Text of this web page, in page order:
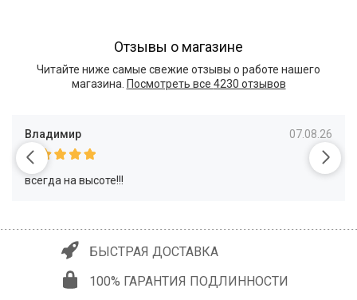
Отзывы о магазине
Читайте ниже самые свежие отзывы о работе нашего
магазина. Посмотреть все 4230 отзывов
Владимир 07.08.26
всегда на высоте!!!
БЫСТРАЯ ДОСТАВКА
100% ГАРАНТИЯ ПОДЛИННОСТИ